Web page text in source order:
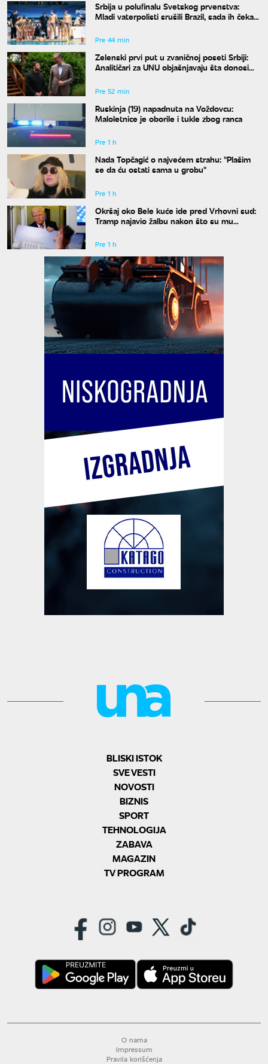
Srbija u polufinalu Svetskog prvenstva:
Mladi vaterpolisti srušili Brazil, sada ih čeka
Pre 44 min
Zelenski prvi put u zvaničnoj poseti Srbiji:
Analitičari za UNU objašnjavaju šta donosi
Moskva
Pre 52 min
Ruskinja (19) napadnuta na Voždovcu:
Maloletnice je oborile i tukle zbog ranca
Pre 1 h
Nada Topčagić o najvećem strahu: "Plašim
se da ću ostati sama u grobu"
Pre 1 h
Okršaj oko Bele kuće ide pred Vrhovni sud:
Tramp najavio žalbu nakon što su mu
Pre 1 h
BLISKI ISTOK
SVE VESTI
NOVOSTI
BIZNIS
SPORT
TEHNOLOGIJA
ZABAVA
MAGAZIN
TV PROGRAM
O nama
Impressum
Pravila korišćenja